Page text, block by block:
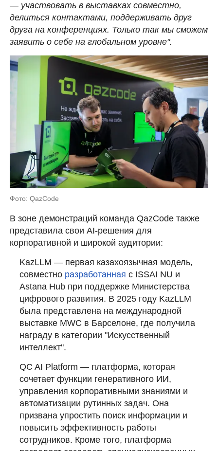
— участвовать в выставках совместно,
делиться контактами, поддерживать друг
друга на конференциях. Только так мы сможем
заявить о себе на глобальном уровне".
Фото: QazCode
В зоне демонстраций команда QazCode также
представила свои AI-решения для
корпоративной и широкой аудитории:
KazLLM — первая казахоязычная модель,
совместно разработанная с ISSAI NU и
Astana Hub при поддержке Министерства
цифрового развития. В 2025 году KazLLM
была представлена на международной
выставке MWC в Барселоне, где получила
награду в категории "Искусственный
интеллект".
QC AI Platform — платформа, которая
сочетает функции генеративного ИИ,
управления корпоративными знаниями и
автоматизации рутинных задач. Она
призвана упростить поиск информации и
повысить эффективность работы
сотрудников. Кроме того, платформа